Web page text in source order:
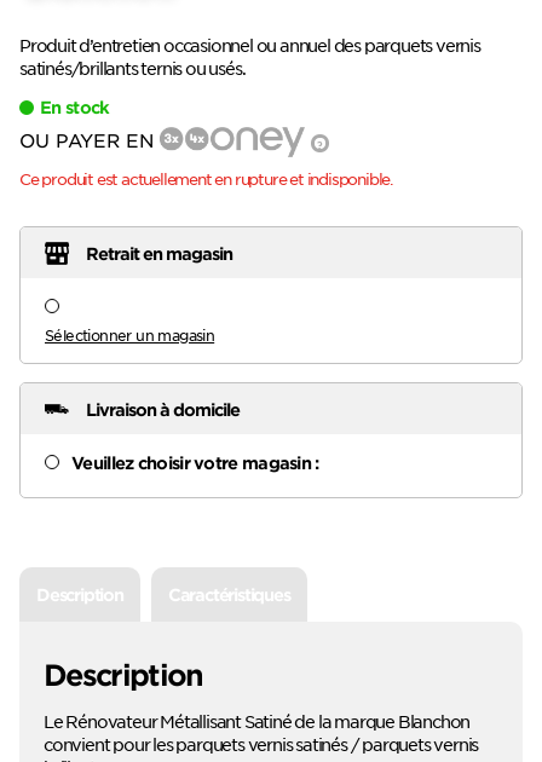
Produit d’entretien occasionnel ou annuel des parquets vernis
satinés/brillants ternis ou usés.
En stock
OU PAYER EN ?
Ce produit est actuellement en rupture et indisponible.
Retrait en magasin
Sélectionner un magasin
Livraison à domicile
Veuillez choisir votre magasin :
Description Caractéristiques
Description
Le Rénovateur Métallisant Satiné de la marque Blanchon
convient pour les parquets vernis satinés / parquets vernis